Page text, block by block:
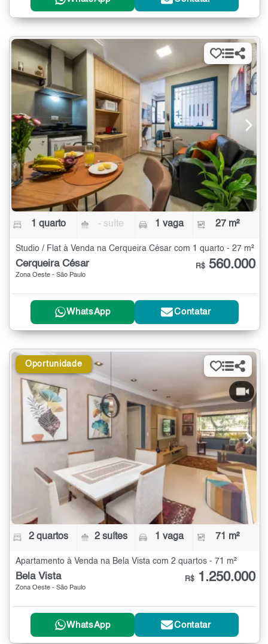
1 quarto - suíte 1 vaga 27 m²
Studio / Flat à Venda na Cerqueira César com 1 quarto - 27 m²
Cerqueira César
Zona Oeste - São Paulo
R$ 560.000
WhatsApp Contatar
Oportunidade
2 quartos 2 suítes 1 vaga 71 m²
Apartamento à Venda na Bela Vista com 2 quartos - 71 m²
Bela Vista
Zona Oeste - São Paulo
R$ 1.250.000
WhatsApp Contatar